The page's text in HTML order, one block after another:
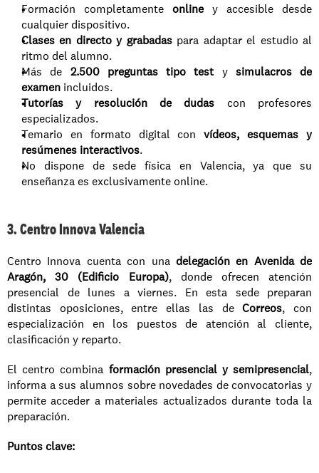
Formación completamente online y accesible desde
cualquier dispositivo.
Clases en directo y grabadas para adaptar el estudio al
ritmo del alumno.
Más de 2.500 preguntas tipo test y simulacros de
examen incluidos.
Tutorías y resolución de dudas con profesores
especializados.
Temario en formato digital con vídeos, esquemas y
resúmenes interactivos.
No dispone de sede física en Valencia, ya que su
enseñanza es exclusivamente online.
3. Centro Innova Valencia
Centro Innova cuenta con una delegación en Avenida de
Aragón, 30 (Edificio Europa), donde ofrecen atención
presencial de lunes a viernes. En esta sede preparan
distintas oposiciones, entre ellas las de Correos, con
especialización en los puestos de atención al cliente,
clasificación y reparto.
El centro combina formación presencial y semipresencial,
informa a sus alumnos sobre novedades de convocatorias y
permite acceder a materiales actualizados durante toda la
preparación.
Puntos clave: